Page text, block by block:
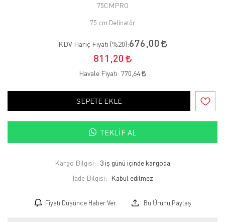
75CMPRO
75 cm Delinatör
KDV Hariç Fiyatı (%20):676,00
811,20
Havale Fiyatı: 770,64
SEPETE EKLE
TEKLIF AL
Kargo Bilgisi: 3 iş günü içinde kargoda
İade Bilgisi:
Fiyatı Düşünce Haber Ver Bu Ürünü Paylaş